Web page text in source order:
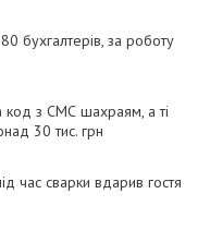
бухгалтерів, за роботу
код з СМС шахраям, а ті
30 тис. грн
час сварки вдарив гостя